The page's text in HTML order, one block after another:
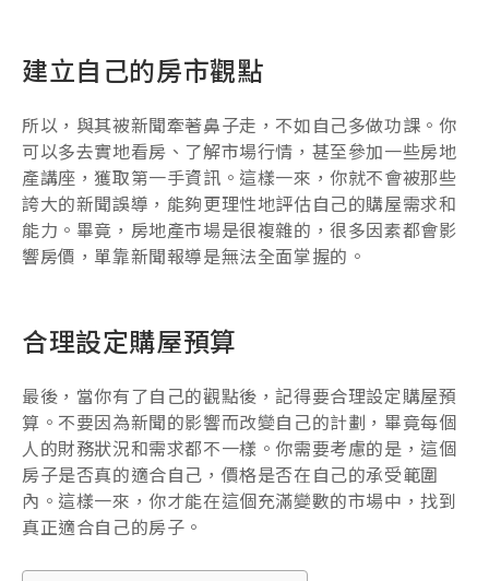
建立自己的房市觀點
所以，與其被新聞牽著鼻子走，不如自己多做功課。你
可以多去實地看房、了解市場行情，甚至參加一些房地
產講座，獲取第一手資訊。這樣一來，你就不會被那些
誇大的新聞誤導，能夠更理性地評估自己的購屋需求和
能力。畢竟，房地產市場是很複雜的，很多因素都會影
響房價，單靠新聞報導是無法全面掌握的。
合理設定購屋預算
最後，當你有了自己的觀點後，記得要合理設定購屋預
算。不要因為新聞的影響而改變自己的計劃，畢竟每個
人的財務狀況和需求都不一樣。你需要考慮的是，這個
房子是否真的適合自己，價格是否在自己的承受範圍
內。這樣一來，你才能在這個充滿變數的市場中，找到
真正適合自己的房子。